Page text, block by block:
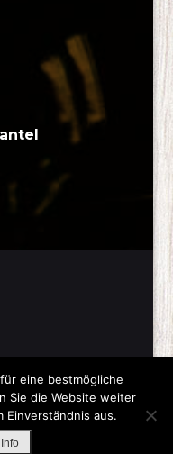
Essen?-Impressum-
Datenschutz
eine bestmögliche
Sie die Website weiter
Einverständnis aus.